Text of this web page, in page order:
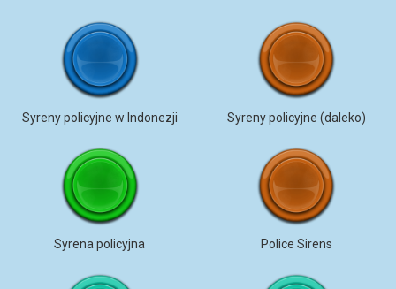
Syreny policyjne w Indonezji Syreny policyjne (daleko)
Syrena policyjna Police Sirens